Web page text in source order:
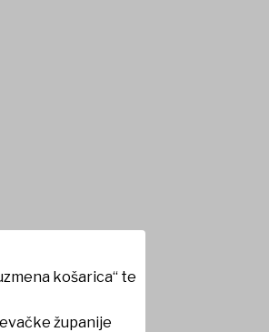
košarica“ te
županije